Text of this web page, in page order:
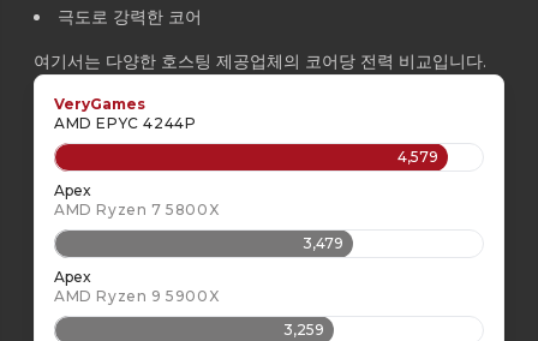
극도로 강력한 코어
여기서는 다양한 호스팅 제공업체의 코어당 전력 비교입니다.
VeryGames
AMD EPYC 4244P
4,579
Apex
AMD Ryzen 7 5800X
3,479
Apex
AMD Ryzen 9 5900X
3,259